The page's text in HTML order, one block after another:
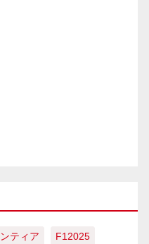
ティア F12025